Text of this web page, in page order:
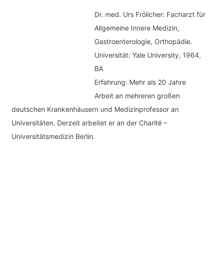
Dr. med. Urs Frölicher: Facharzt für
Allgemeine Innere Medizin,
Gastroenterologie, Orthopädie.
Universität: Yale University, 1964,
BA
Erfahrung: Mehr als 20 Jahre
Arbeit an mehreren großen
deutschen Krankenhäusern und Medizinprofessor an
Universitäten. Derzeit arbeitet er an der Charité –
Universitätsmedizin Berlin.